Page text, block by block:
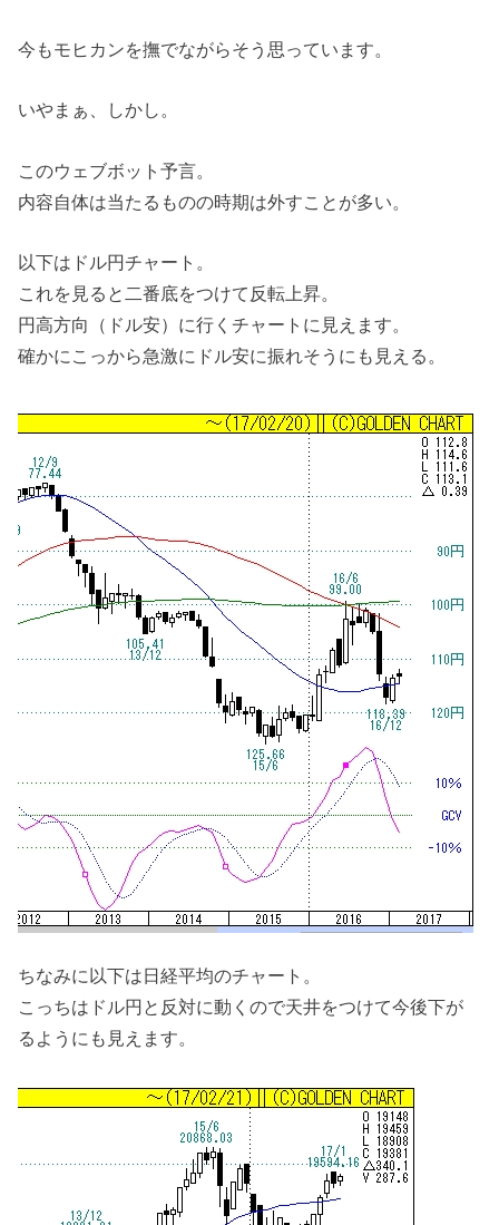
今もモヒカンを撫でながらそう思っています。
いやまぁ、しかし。
このウェブボット予言。
内容自体は当たるものの時期は外すことが多い。
以下はドル円チャート。
これを見ると二番底をつけて反転上昇。
円高方向（ドル安）に行くチャートに見えます。
確かにこっから急激にドル安に振れそうにも見える。
ちなみに以下は日経平均のチャート。
こっちはドル円と反対に動くので天井をつけて今後下が
るようにも見えます。